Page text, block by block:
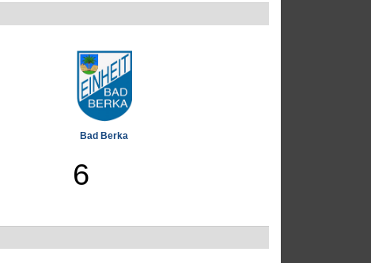
Bad Berka
6